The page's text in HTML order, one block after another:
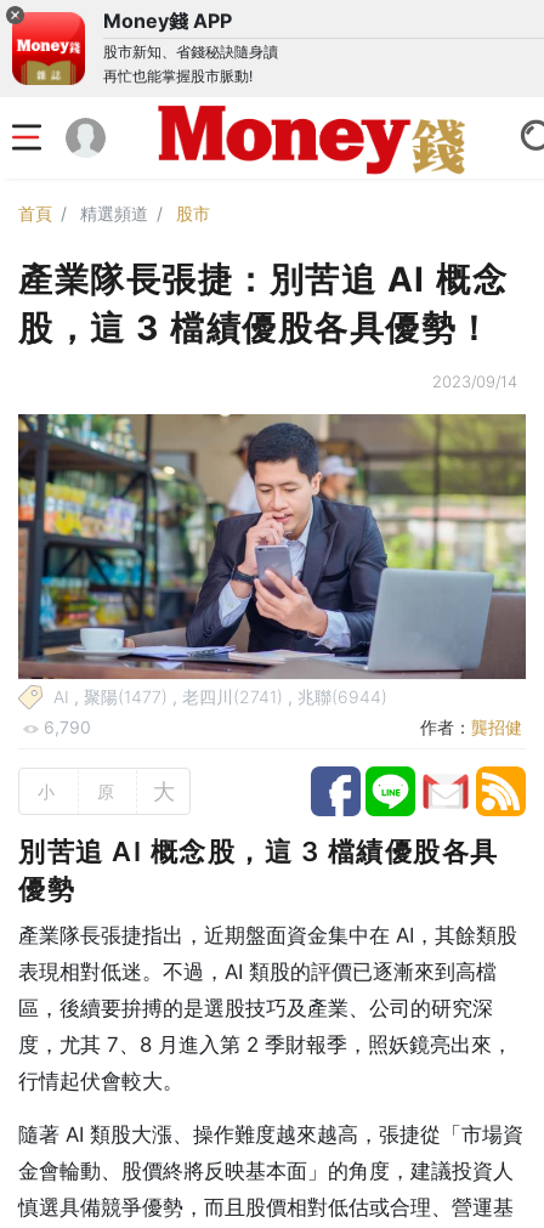
Money錢 APP
股市新知、省錢秘訣隨身讀
再忙也能掌握股市脈動!
首頁 精選頻道 股市
產業隊長張捷：別苦追 AI 概念
股，這 3 檔績優股各具優勢！
2023/09/14
AI , 聚陽(1477) , 老四川(2741) , 兆聯(6944)
6,790
作者： 龔招健
小 原 大
別苦追 AI 概念股，這 3 檔績優股各具
優勢
產業隊長張捷指出，近期盤面資金集中在 AI，其餘類股
表現相對低迷。不過，AI 類股的評價已逐漸來到高檔
區，後續要拚搏的是選股技巧及產業、公司的研究深
度，尤其 7、8 月進入第 2 季財報季，照妖鏡亮出來，
行情起伏會較大。
隨著 AI 類股大漲、操作難度越來越高，張捷從「市場資
金會輪動、股價終將反映基本面」的角度，建議投資人
慎選具備競爭優勢，而且股價相對低估或合理、營運基